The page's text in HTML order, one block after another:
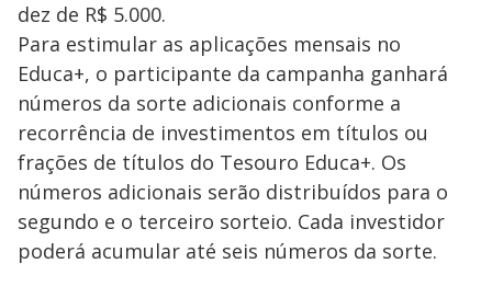
dez de R$ 5.000.
Para estimular as aplicações mensais no
Educa+, o participante da campanha ganhará
números da sorte adicionais conforme a
recorrência de investimentos em títulos ou
frações de títulos do Tesouro Educa+. Os
números adicionais serão distribuídos para o
segundo e o terceiro sorteio. Cada investidor
poderá acumular até seis números da sorte.